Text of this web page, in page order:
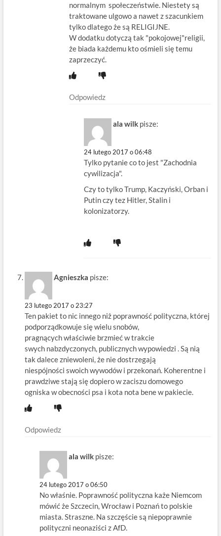
normalnym społeczeństwie. Niestety są
traktowane ulgowo a nawet z szacunkiem
tylko dlatego że są RELIGIJNE.
W dodatku dotyczą tak "pokojowej"religii,
że biada każdemu kto ośmieli się temu
zaprzeczyć.
Odpowiedz
ala wilk pisze:
24 lutego 2017 o 06:48
Tylko pytanie co to jest "Zachodnia
cywilizacja".
Czy to tylko Trump, Kaczyński, Orban i
Putin czy tez Hitler, Stalin i
kolonizatorzy.
Agnieszka pisze:
23 lutego 2017 o 23:27
Ten pakiet to nic innego niż poprawność polityczna, której
podporządkowuje się wielu snobów,
pragnących właściwie brzmieć w trakcie
swych nabzdyczonych, publicznych wypowiedzi . Są nią
tak dalece zniewoleni, że nie dostrzegają
niespójności swoich wywodów i przekonań. Koherentne i
prawdziwe stają się dopiero w zaciszu domowego
ogniska w obecności psa i kota nota bene w pakiecie.
Odpowiedz
ala wilk pisze:
24 lutego 2017 o 06:50
No właśnie. Poprawność polityczna każe Niemcom
mówić że Szczecin, Wrocław i Poznań to polskie
miasta. Straszne. Na szczęście są niepoprawnie
polityczni neonaziści z AfD.